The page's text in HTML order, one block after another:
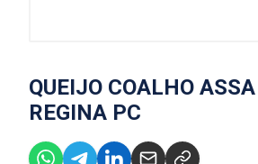
QUEIJO COALHO
REGINA PC